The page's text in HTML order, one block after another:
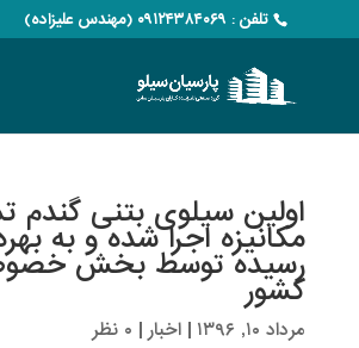
تلفن : ۰۹۱۲۴۳۸۴۰۶۹ (مهندس علیزاده)
اولین سیلوی بتنی گندم
مکانیزه اجرا شده و به
رسیده توسط بخش
کشور
مرداد ۱۰, ۱۳۹۶ | اخبار| ۰ نظر